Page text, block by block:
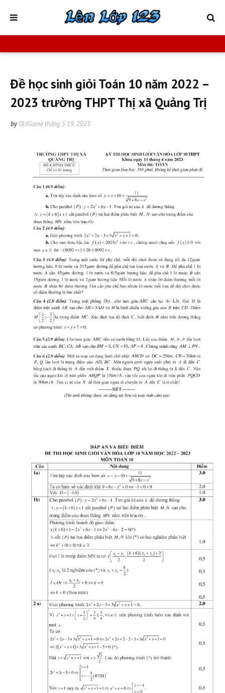
Đề học sinh giỏi Toán 10 năm 2022 –
2023 trường THPT Thị xã Quảng Trị
by OldGame tháng 5 19, 2023